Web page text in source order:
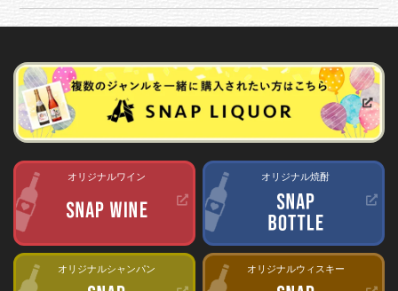
オリジナルワイン オリジナル焼酎
オリジナルシャンパン オリジナルウィスキー